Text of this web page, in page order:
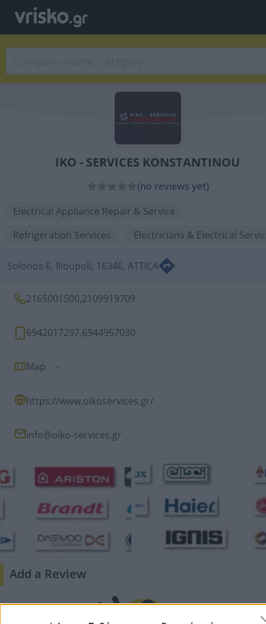
IKO - SERVICES KONSTANTINOU
(no reviews yet)
Electrical Appliance Repair & Service
Refrigeration Services
Electricians & Electrical
Solonos 6, Ilioupoli, 16346, ATTICA
2165001500,2109919709
6942017297,6944957030
Map
https://www.oikoservices.gr/
info@oiko-services.gr
Add a Review